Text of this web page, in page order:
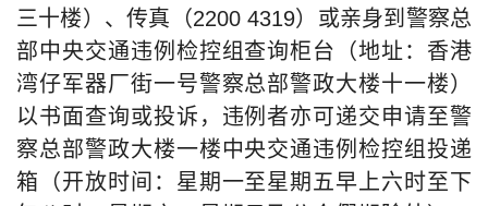
三十楼）、传真（2200 4319）或亲身到警察总
部中央交通违例检控组查询柜台（地址：香港
湾仔军器厂街一号警察总部警政大楼十一楼）
以书面查询或投诉，违例者亦可递交申请至警
察总部警政大楼一楼中央交通违例检控组投递
箱（开放时间：星期一至星期五早上六时至下